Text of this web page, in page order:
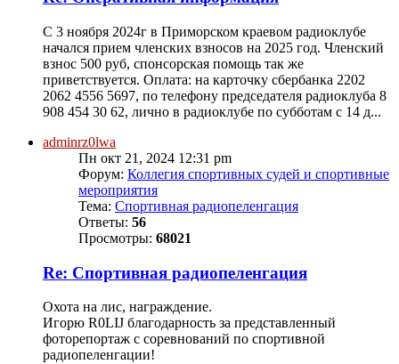
С 3 ноября 2024г в Приморском краевом радиоклубе
начался прием членских взносов на 2025 год. Членский
взнос 500 руб, спонсорская помощь так же
приветствуется. Оплата: на карточку сбербанка 2202
2062 4556 5697, по телефону председателя радиоклуба 8
908 454 30 62, лично в радиоклубе по субботам с 14 д...
adminrz0lwa
Пн окт 21, 2024 12:31 pm
Форум: Коллегия спортивных судей и спортивные
мероприятия
Тема: Cпортивная радиопеленгация
Ответы: 56
Просмотры: 68021
Re: Cпортивная радиопеленгация
Охота на лис, награждение.
Игорю R0LIJ благодарность за представленный
фоторепортаж с соревнований по спортивной
радиопеленгации!